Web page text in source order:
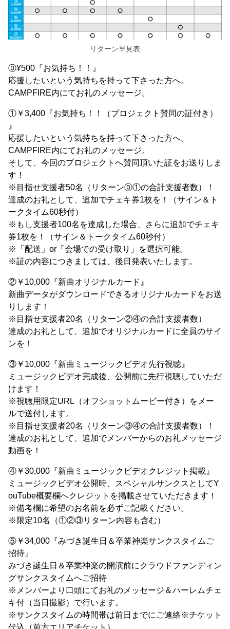
リターン早見表
⓪¥500『お気持ち！！』
応援したいという気持ちを持って下さった方へ。
CAMPFIRE内にてお礼のメッセージ。
①￥3,400『お気持ち！！（プロジェクト賛同の証付き）
』
応援したいという気持ちを持って下さった方へ。
CAMPFIRE内にてお礼のメッセージ。
そして、今回のプロジェクトへ賛同頂いた証をお送りしま
す！
※目指せ支援者50名（リターン⓪①の合計支援者数）！
達成のお礼として、追加でチェキ券1枚を！（サイン＆ト
ークタイム60秒付）
※もし支援者100名を達成した場合、さらに追加でチェキ
券1枚を！（サイン＆トークタイム60秒付）
※「配送」or「会場での受け取り」を選択可能。
※証の内容につきましては、後日発表いたします。
②￥10,000『新曲オリジナルカード』
新曲データがダウンロードできるオリジナルカードをお送
りします！
※目指せ支援者20名（リターン②④の合計支援者数）
達成のお礼として、追加でオリジナルカードに全員のサイ
ンを！
③￥10,000『新曲ミュージックビデオ先行視聴』
ミュージックビデオ完成後、公開前に先行視聴していただ
けます！
※視聴用限定URL（オフショットムービー付き）をメー
ルで送付します。
※目指せ支援者20名（リターン③④の合計支援者数）！
達成のお礼として、追加でメンバーからのお礼メッセージ
動画を！
④￥30,000『新曲ミュージックビデオクレジット掲載』
ミュージックビデオ公開時、スペシャルサンクスとしてY
ouTube概要欄へクレジットを掲載させていただきます！
※備考欄に希望のお名前を必ずご記載ください。
※限定10名（①②③リターン内容も含む）
⑤￥34,000『みづき誕生日＆卒業神楽サンクスタイムご
招待』
みづき誕生日＆卒業神楽の開演前にクラウドファンディン
グサンクスタイムへご招待
※メンバーより口頭にてお礼のメッセージ＆ハーレムチェ
キ付（当日撮影）で行います。
※サンクスタイムの時間帯は前日までにご連絡※チケット